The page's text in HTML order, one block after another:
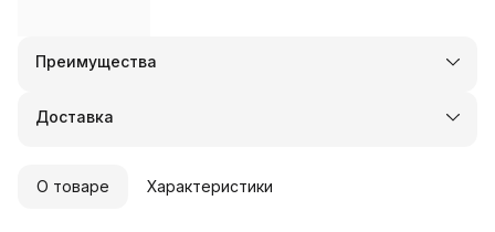
Преимущества
Оплата частями в Сплит
Удобный возврат
Доставка
О товаре Характеристики